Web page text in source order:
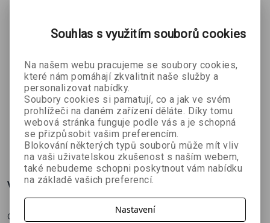
Malá módní
návrhářka –
kreativní
omalovánk
y A5
Valentina
Montevecchi
18 Kč 20 Kč
Hračky a
abeceda –
vymalovánk
y pro
nejmenší A5
Kristýna
Bízová
22 Kč 24 Kč
Cesta za
dinosaury
Filip Škoda
18 Kč 20 Kč
Více o knize
Omalovánka Vítej v ZOO! Vás nejen pobaví, ale také poučí.
Souhlas s využitím souborů cookies
Na našem webu pracujeme se soubory cookies,
které nám pomáhají zkvalitnit naše služby a
personalizovat nabídky.
Soubory cookies si pamatují, co a jak ve svém
prohlížeči na daném zařízení děláte. Díky tomu
webová stránka funguje podle vás a je schopná
se přizpůsobit vašim preferencím.
Blokování některých typů souborů může mít vliv
na vaši uživatelskou zkušenost s naším webem,
také nebudeme schopni poskytnout vám nabídku
na základě vašich preferencí.
Nastavení